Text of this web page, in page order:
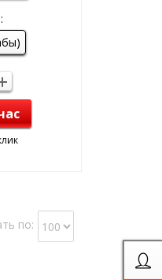
по: